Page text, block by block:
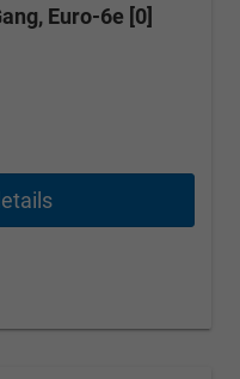
Euro-6e [0]